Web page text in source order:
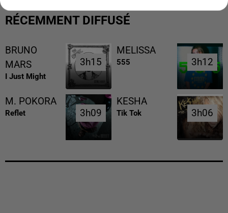
RÉCEMMENT DIFFUSÉ
BRUNO
MARS
I Just Might
3h15
3h15
MELISSA
555 3h12
3h12
M. POKORA
Reflet 3h09
3h09
KESHA
Tik Tok 3h06
3h06